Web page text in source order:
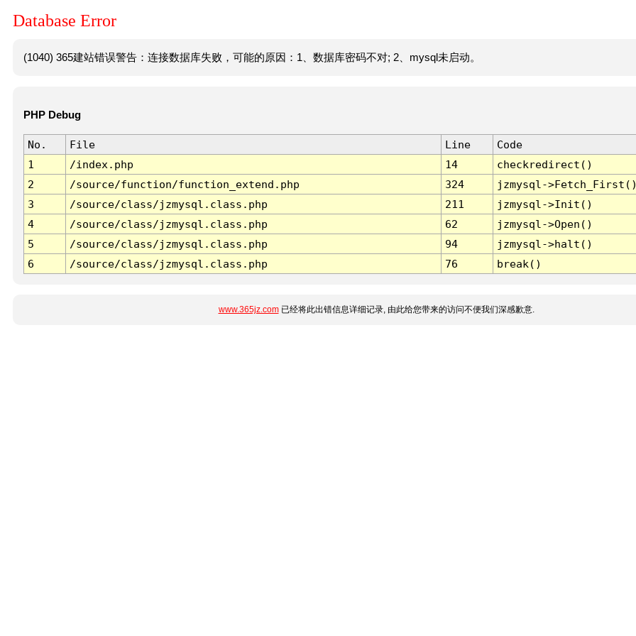
Database Error
(1040) 365建站错误警告：连接数据库失败，可能的原因：1、数据库密码不对; 2、mysql未启动。
PHP Debug
No. File Line
Code
1
/index.php 14
checkredirect()
2
/source/function/function_extend.php 324
jzmysql-
3
/source/class/jzmysql.class.php 211
jzmysql->Init()
4
/source/class/jzmysql.class.php 62
jzmysql->Open()
5
/source/class/jzmysql.class.php 94
jzmysql->halt()
6
/source/class/jzmysql.class.php 76 break()
www.365jz.com已经将此出错信息详细记录, 由此给您带来的访问不便我们深感歉意.